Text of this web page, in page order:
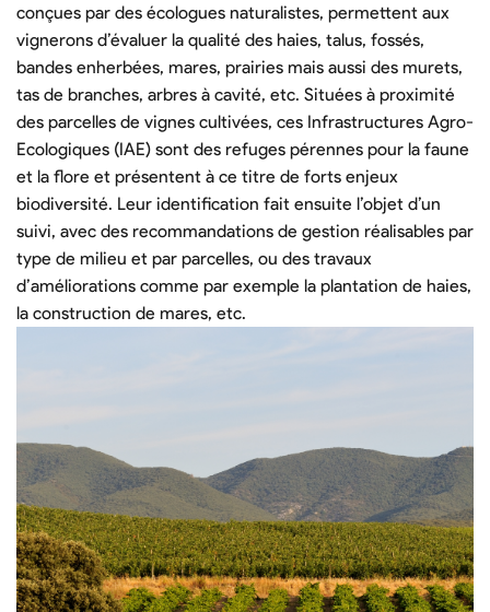
conçues par des écologues naturalistes, permettent aux
vignerons d’évaluer la qualité des haies, talus, fossés,
bandes enherbées, mares, prairies mais aussi des murets,
tas de branches, arbres à cavité, etc. Situées à proximité
des parcelles de vignes cultivées, ces Infrastructures Agro-
Ecologiques (IAE) sont des refuges pérennes pour la faune
et la flore et présentent à ce titre de forts enjeux
biodiversité. Leur identification fait ensuite l’objet d’un
suivi, avec des recommandations de gestion réalisables par
type de milieu et par parcelles, ou des travaux
d’améliorations comme par exemple la plantation de haies,
la construction de mares, etc.